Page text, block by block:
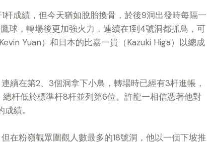
成績，但今天猶如脫胎換骨，於後9洞出發時每隔一
球，轉場後更加強火力，連續在1到4號洞都抓鳥，可
Yuan）和日本的比嘉一貴（Kazuki Higa）以總成
續在第2、3個洞拿下小鳥，轉場時已經有3杆進帳，
杆低於標準杆8杆並列第6位。許龍一相信憑著他對
成績。
在粉嶺觀眾圍觀人數最多的18號洞，他以一個下坡推